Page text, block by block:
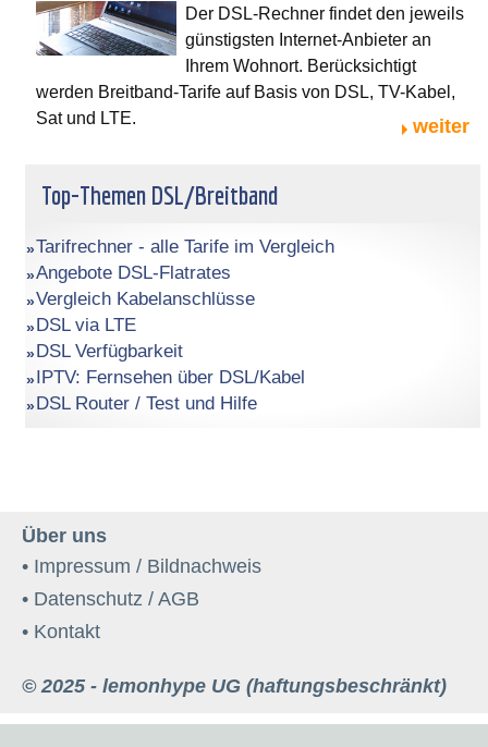
Der DSL-Rechner findet den jeweils
günstigsten Internet-Anbieter an
Ihrem Wohnort. Berücksichtigt
werden Breitband-Tarife auf Basis von DSL, TV-Kabel,
Sat und LTE.
weiter
Top-Themen DSL/Breitband
Tarifrechner - alle Tarife im Vergleich
Angebote DSL-Flatrates
Vergleich Kabelanschlüsse
DSL via LTE
DSL Verfügbarkeit
IPTV: Fernsehen über DSL/Kabel
DSL Router / Test und Hilfe
Über uns
• Impressum / Bildnachweis
• Datenschutz / AGB
• Kontakt
© 2025 - lemonhype UG (haftungsbeschränkt)